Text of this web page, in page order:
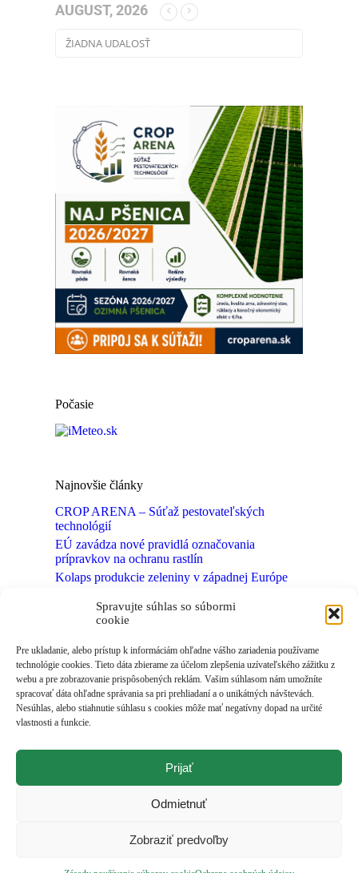
Spravujte súhlas so súbormi
cookie
Pre ukladanie, alebo prístup k informáciám ohľadne vášho zariadenia používame
technológie cookies. Tieto dáta zbierame za účelom zlepšenia uzívateľského zážitku z
webu a pre zobrazovanie prispôsobených reklám. Vašim súhlasom nám umožníte
spracovať dáta ohľadne správania sa pri prehliadaní a o unikátných návštevách.
Nesúhlas, alebo stiahnutie súhlasu s cookies môže mať negatívny dopad na určité
vlastnosti a funkcie.
Prijať
Odmietnuť
Zobraziť predvoľby
AUGUST, 2026
ŽIADNA UDALOSŤ
Počasie
Najnovšie články
CROP ARENA – Súťaž pestovateľských
technológií
EÚ zavádza nové pravidlá označovania
prípravkov na ochranu rastlín
Kolaps produkcie zeleniny v západnej Európe
môže ukrývať nové fungicídy
Kvasinka zo SAV môže pomôcť kukurici lepšie